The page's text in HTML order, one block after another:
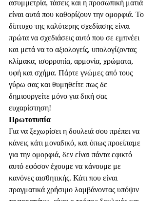
ασυμμετρία, τάσεις και η προσωπική ματιά
είναι αυτά που καθορίζουν την ομορφιά. Το
δίπτυχο της καλύτερης σχεδίασης είναι
πρώτα να σχεδιάσεις αυτό που σε εμπνέει
και μετά να το αξιολογείς, υπολογίζοντας
κλίμακα, ισορροπία, αρμονία, χρώματα,
υφή και σχήμα. Πάρτε γνώμες από τους
γύρω σας και θυμηθείτε πως δε
δημιουργείτε μόνο για δική σας
ευχαρίστηση!
Πρωτοτυπία
Για να ξεχωρίσει η δουλειά σου πρέπει να
κάνεις κάτι μοναδικό, και όπως προείπαμε
για την ομορφιά, δεν είναι πάντα εφικτό
αυτό εφόσον έχουμε να κάνουμε με
κανόνες αισθητικής. Κάτι που είναι
πραγματικά χρήσιμο λαμβάνοντας υπόψιν